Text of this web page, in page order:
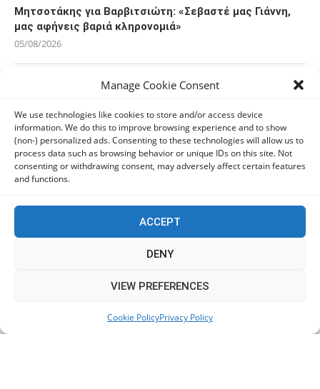
Manage Cookie Consent
We use technologies like cookies to store and/or access device
information. We do this to improve browsing experience and to show
(non-) personalized ads. Consenting to these technologies will allow us to
process data such as browsing behavior or unique IDs on this site. Not
consenting or withdrawing consent, may adversely affect certain features
and functions.
ACCEPT
DENY
VIEW PREFERENCES
Cookie PolicyPrivacy Policy
Μητσοτάκης για Βαρβιτσιώτη: «Σεβαστέ μας Γιάννη,
μας αφήνεις βαριά κληρονομιά»
05/08/2026
Ανδρουλάκης: Η κλιματική κρίση δεν μπορεί να
κρατικού μηχανισμού
05/08/2026
Ελπίδα για τη Δημοκρατία: Αποχώρησε η Κατερίνα
05/08/2026
ΠαΣοΚ: Τα 2+1 θέματα της σημερινής σύσκεψης – Στο
Ο Κασιδιάρης δηλώνει «παρών» και οργανώνει την
This website uses cookies to improve your experience. We'll
Accept
Read More